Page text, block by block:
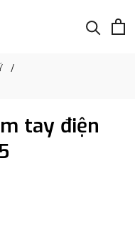
tay điện